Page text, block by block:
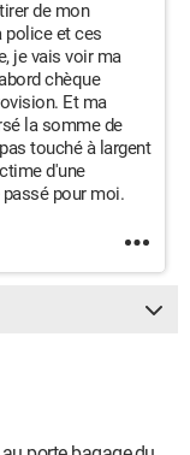
de mon
police et ces
je vais voir ma
chèque
Et ma
la somme de
touché à largent
d'une
pour moi.